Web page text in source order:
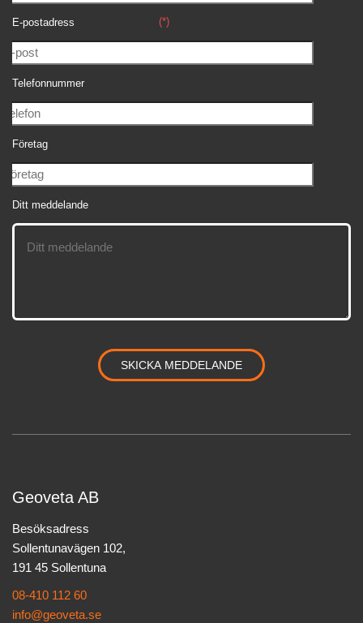
E-postadress (*)
Telefonnummer
Företag
Ditt meddelande
Geoveta AB
Besöksadress
Sollentunavägen 102,
191 45 Sollentuna
08-410 112 60
info@geoveta.se